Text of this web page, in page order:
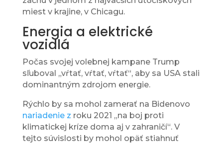
miest v krajine, v Chicagu.
Energia a elektrické
vozidlá
Počas svojej volebnej kampane Trump
sľuboval „vŕtať, vŕtať, vŕtať“, aby sa USA stali
dominantným zdrojom energie.
Rýchlo by sa mohol zamerať na Bidenovo
nariadenie z roku 2021 „na boj proti
klimatickej kríze doma aj v zahraničí“. V
tejto súvislosti by mohol opäť stiahnuť